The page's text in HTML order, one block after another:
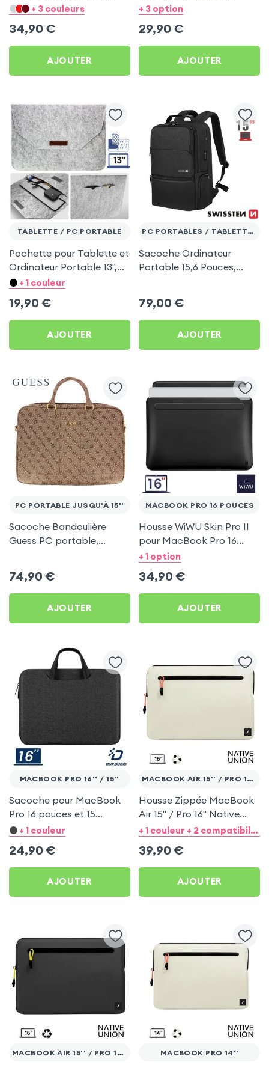
Basics ²Life Noir
+ 3 couleurs
34,90 €
AJOUTER
Imperméable, LinQ - Gris
+ 3 option
29,90 €
AJOUTER
TABLETTE / PC PORTABLE
Pochette pour Tablette et
Ordinateur Portable 13'',
Feutrine avec Intérieur
+ 1 couleur
19,90 €
AJOUTER
PC PORTABLES / TABLETTE 15,6''
Sacoche Ordinateur
Portable 15,6 Pouces,
Swissten - Noir
79,00 €
AJOUTER
PC PORTABLE JUSQU'À 15''
Sacoche Bandoulière
Guess PC portable,
74,90 €
AJOUTER
MACBOOK PRO 16 POUCES
Housse WiWU Skin Pro II
pour MacBook Pro 16
pouces - Similicuir
Noir
+ 1 option
34,90 €
AJOUTER
MACBOOK PRO 16'' / 15''
Sacoche pour MacBook
Pro 16 pouces et 15
pouces Dux Ducis - Noir
+ 1 couleur
24,90 €
AJOUTER
MACBOOK AIR 15'' / PRO 16''
Housse Zippée MacBook
Air 15'' / Pro 16'' Native
Union Ultralight Crème + 1 couleur + 2 compatibilités catégories
39,90 €
AJOUTER
MACBOOK AIR 15'' / PRO 16'' MACBOOK PRO 14''